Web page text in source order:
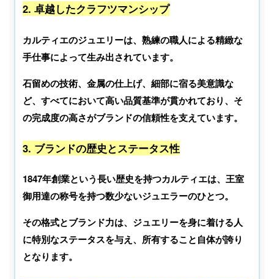
2. 卓越したクラフツマンシップ
カルティエのジュエリーは、熟練の職人による精緻な
手仕事によって生み出されています。
石留めの技術、金属の仕上げ、細部に宿る美意識な
ど、すべてにおいて高い品質基準が貫かれており、そ
の完成度の高さがブランドの信頼性を支えています。
3. ブランドの歴史とステータス性
1847年創業という長い歴史を持つカルティエは、王室
御用達の称号を持つ数少ないジュエラーのひとつ。
その格式とブランド力は、ジュエリーを身に着ける人
に特別なステータスを与え、所有すること自体が誇り
となります。